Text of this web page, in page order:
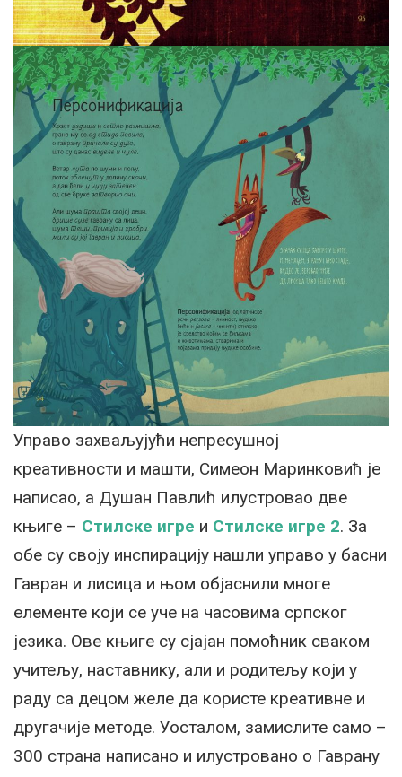
Управо захваљујући непресушној
креативности и машти, Симеон Маринковић је
написао, а Душан Павлић илустровао две
књиге – Стилске игре и Стилске игре 2. За
обе су своју инспирацију нашли управо у басни
Гавран и лисица и њом објаснили многе
елементе који се уче на часовима српског
језика. Ове књиге су сјајан помоћник сваком
учитељу, наставнику, али и родитељу који у
раду са децом желе да користе креативне и
другачије методе. Уосталом, замислите само –
300 страна написано и илустровано о Гаврану